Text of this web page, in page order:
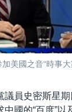
美國之音“時事大
議員史密斯星
國的“百度”以